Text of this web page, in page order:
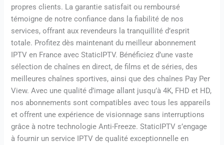
propres clients. La garantie satisfait ou remboursé
témoigne de notre confiance dans la fiabilité de nos
services, offrant aux revendeurs la tranquillité d’esprit
totale. Profitez dès maintenant du meilleur abonnement
IPTV en France avec StaticIPTV. Bénéficiez d’une vaste
sélection de chaînes en direct, de films et de séries, des
meilleures chaînes sportives, ainsi que des chaînes Pay Per
View. Avec une qualité d’image allant jusqu’à 4K, FHD et HD,
nos abonnements sont compatibles avec tous les appareils
et offrent une expérience de visionnage sans interruptions
grâce à notre technologie Anti-Freeze. StaticIPTV s’engage
à fournir un service IPTV de qualité exceptionnelle en